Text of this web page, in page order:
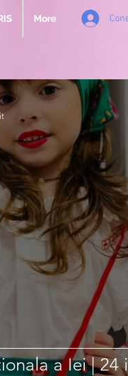
More
Blog
a Iei | 24